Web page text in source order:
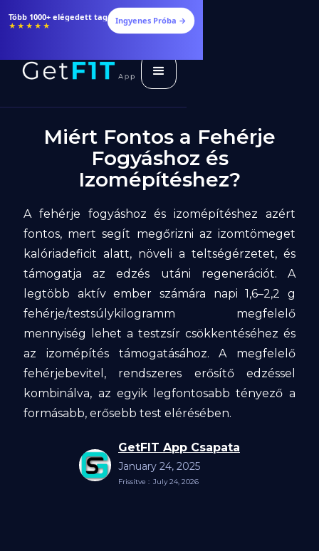
Több 1000+ elégedett tag
★★★★★ Ingyenes Próba →
Miért Fontos a Fehérje
Fogyáshoz és
Izomépítéshez?
A fehérje fogyáshoz és izomépítéshez azért
fontos, mert segít megőrizni az izomtömeget
kalóriadeficit alatt, növeli a teltségérzetet, és
támogatja az edzés utáni regenerációt. A
legtöbb aktív ember számára napi 1,6–2,2 g
fehérje/testsúlykilogramm megfelelő
mennyiség lehet a testzsír csökkentéséhez és
az izomépítés támogatásához. A megfelelő
fehérjebevitel, rendszeres erősítő edzéssel
kombinálva, az egyik legfontosabb tényező a
formásabb, erősebb test elérésében.
GetFIT App Csapata
January 24, 2025
Frissítve : July 24, 2026